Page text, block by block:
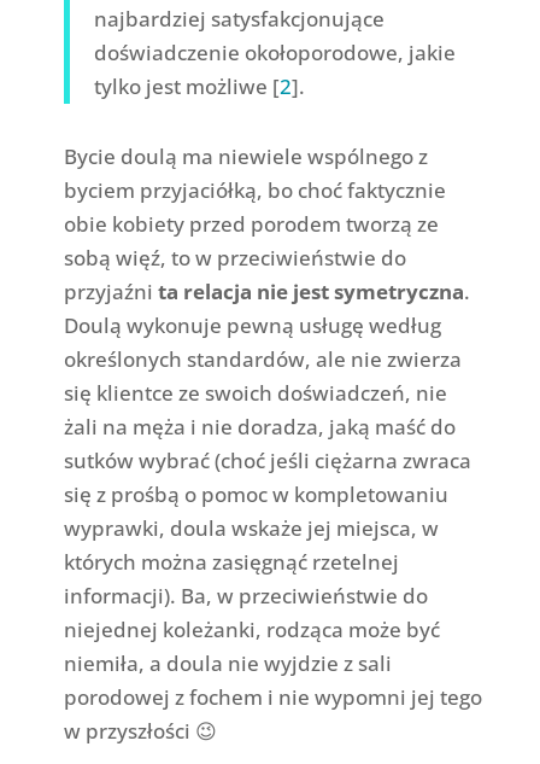
najbardziej satysfakcjonujące
doświadczenie okołoporodowe, jakie
tylko jest możliwe [2].
Bycie doulą ma niewiele wspólnego z
byciem przyjaciółką, bo choć faktycznie
obie kobiety przed porodem tworzą ze
sobą więź, to w przeciwieństwie do
przyjaźnita relacja nie jest symetryczna.
Doulą wykonuje pewną usługę według
określonych standardów, ale nie zwierza
się klientce ze swoich doświadczeń, nie
żali na męża i nie doradza, jaką maść do
sutków wybrać (choć jeśli ciężarna zwraca
się z prośbą o pomoc w kompletowaniu
wyprawki, doula wskaże jej miejsca, w
których można zasięgnąć rzetelnej
informacji). Ba, w przeciwieństwie do
niejednej koleżanki, rodząca może być
niemiła, a doula nie wyjdzie z sali
porodowej z fochem i nie wypomni jej tego
w przyszłości 😉